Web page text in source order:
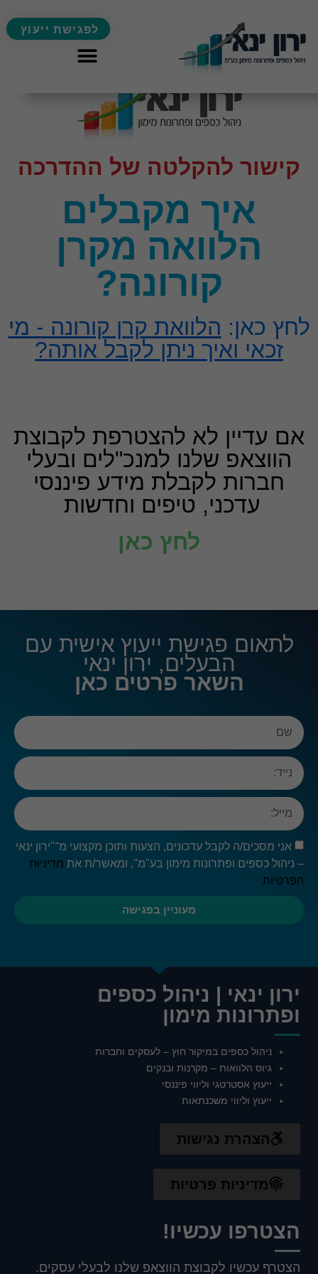
לפגישת ייעוץ
קישור להקלטה של ההדרכה
איך מקבלים
הלוואה מקרן
קורונה?
לחץ כאן: הלוואת קרן קורונה - מי
זכאי ואיך ניתן לקבל אותה?
אם עדיין לא להצטרפת לקבוצת
הווצאפ שלנו למנכ"לים ובעלי
חברות לקבלת מידע פיננסי
עדכני, טיפים וחדשות
לחץ כאן
לתאום פגישת ייעוץ אישית עם
הבעלים, ירון ינאי
השאר פרטים כאן
אני מסכים/ה לקבל עדכונים, הצעות ותוכן מקצועי מ־"ירון ינאי
– ניהול כספים ופתרונות מימון בע"מ", ומאשר/ת את מדיניות
הפרטיות
מעוניין בפגישה
ירון ינאי | ניהול כספים
ופתרונות מימון
ניהול כספים במיקור חוץ – לעסקים וחברות
גיוס הלוואות – מקרנות ובנקים
ייעוץ אסטרטגי וליווי פיננסי
ייעוץ וליווי משכנתאות
הצהרת נגישות
מדיניות פרטיות
הצטרפו עכשיו!
הצטרף עכשיו לקבוצת הווצאפ שלנו לבעלי עסקים.